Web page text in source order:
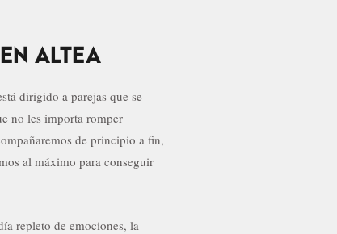
ALTEA
dirigido a parejas que se
no les importa romper
de principio a fin,
al máximo para conseguir
repleto de emociones, la